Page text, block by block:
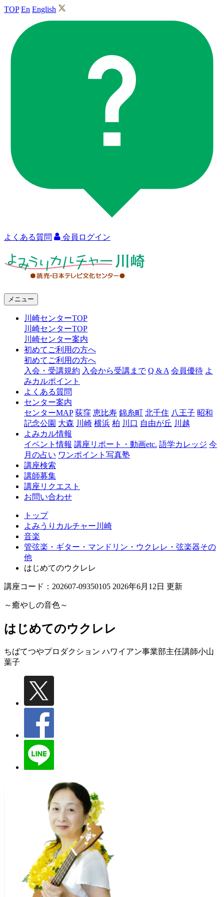
TOP En English
よくある質問 会員ログイン
ャ
崎
メニュー
川崎センターTOP
川崎センターTOP
川崎センター案内
初めてご利用の方へ
初めてご利用の方へ
入会・受講規約 入会から受講まで Q & A 会員優待 よ
みカルポイント
よくある質問
センター案内
センターMAP 荻窪 恵比寿 錦糸町 北千住 八王子 昭和
記念公園 大森 川崎 横浜 柏 川口 自由が丘 川越
よみカル情報
イベント情報 講座リポート・動画etc. 語学カレッジ 今
月の占い ワンポイント写真塾
講座検索
講師募集
講座リクエスト
お問い合わせ
トップ
よみうりカルチャー川崎
音楽
管弦楽・ギター・マンドリン・ウクレレ・弦楽器その
他
はじめてのウクレレ
講座コード：202607-09350105 2026年6月12日 更新
～癒やしの音色～
はじめてのウクレレ
ちばてつやプロダクション ハワイアン事業部主任講師小山
葉子